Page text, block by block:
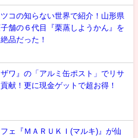
ツコの知らない世界で紹介！山形県
舗の６代目『栗蒸しようかん』を
品だった！
ワ』の「アルミ缶ポスト」でリサ
献！更に現金ゲットで超お得！
フェ『ＭＡＲＵＫＩ(マルキ)』が仙